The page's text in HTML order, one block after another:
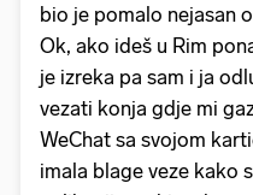
bio je pomalo nejasan
Ok, ako ideš u Rim
je izreka pa sam i ja
vezati konja gdje mi
WeChat sa svojom
imala blage veze kako